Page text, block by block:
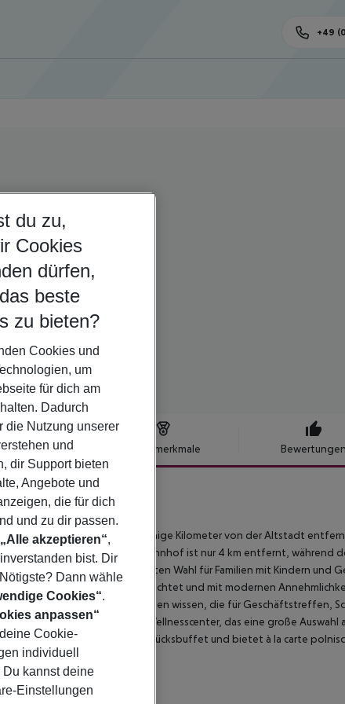
+49
Hotelmerkmale Bewertungen
Gegend von Krakau, nur wenige Kilometer von der Altstadt
besuchen können. Der Hauptbahnhof ist nur 4 km entfernt, während
Hotel zu einer ausgezeichneten Wahl für Familien mit Kindern und
in einem modernen Stil eingerichtet und mit modernen
Konferenzräume zu schätzen wissen, die für Geschäftstreffen,
über ein Spa- und Wellnesscenter, das eine große Auswahl
jeden Morgen ein Frühstücksbuffet und bietet à la carte
du zu,
Cookies
dürfen,
beste
zu bieten?
Cookies und
um
für dich am
Dadurch
die Nutzung unserer
und
dir Support bieten
Angebote und
die für dich
und zu dir passen.
„Alle akzeptieren“,
bist. Dir
Dann wähle
Cookies“.
anpassen“
Cookie-
individuell
kannst deine
Einstellungen